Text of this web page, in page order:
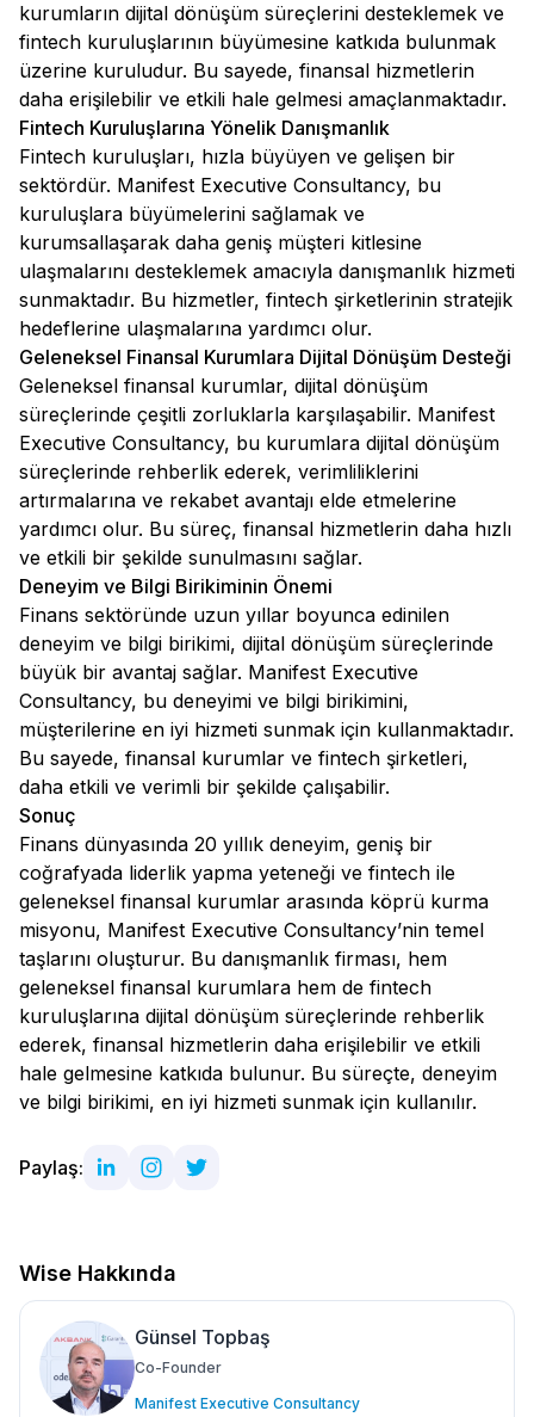
kurumların dijital dönüşüm süreçlerini desteklemek ve
fintech kuruluşlarının büyümesine katkıda bulunmak
üzerine kuruludur. Bu sayede, finansal hizmetlerin
daha erişilebilir ve etkili hale gelmesi amaçlanmaktadır.
Fintech Kuruluşlarına Yönelik Danışmanlık
Fintech kuruluşları, hızla büyüyen ve gelişen bir
sektördür. Manifest Executive Consultancy, bu
kuruluşlara büyümelerini sağlamak ve
kurumsallaşarak daha geniş müşteri kitlesine
ulaşmalarını desteklemek amacıyla danışmanlık hizmeti
sunmaktadır. Bu hizmetler, fintech şirketlerinin stratejik
hedeflerine ulaşmalarına yardımcı olur.
Geleneksel Finansal Kurumlara Dijital Dönüşüm Desteği
Geleneksel finansal kurumlar, dijital dönüşüm
süreçlerinde çeşitli zorluklarla karşılaşabilir. Manifest
Executive Consultancy, bu kurumlara dijital dönüşüm
süreçlerinde rehberlik ederek, verimliliklerini
artırmalarına ve rekabet avantajı elde etmelerine
yardımcı olur. Bu süreç, finansal hizmetlerin daha hızlı
ve etkili bir şekilde sunulmasını sağlar.
Deneyim ve Bilgi Birikiminin Önemi
Finans sektöründe uzun yıllar boyunca edinilen
deneyim ve bilgi birikimi, dijital dönüşüm süreçlerinde
büyük bir avantaj sağlar. Manifest Executive
Consultancy, bu deneyimi ve bilgi birikimini,
müşterilerine en iyi hizmeti sunmak için kullanmaktadır.
Bu sayede, finansal kurumlar ve fintech şirketleri,
daha etkili ve verimli bir şekilde çalışabilir.
Sonuç
Finans dünyasında 20 yıllık deneyim, geniş bir
coğrafyada liderlik yapma yeteneği ve fintech ile
geleneksel finansal kurumlar arasında köprü kurma
misyonu, Manifest Executive Consultancy’nin temel
taşlarını oluşturur. Bu danışmanlık firması, hem
geleneksel finansal kurumlara hem de fintech
kuruluşlarına dijital dönüşüm süreçlerinde rehberlik
ederek, finansal hizmetlerin daha erişilebilir ve etkili
hale gelmesine katkıda bulunur. Bu süreçte, deneyim
ve bilgi birikimi, en iyi hizmeti sunmak için kullanılır.
Paylaş:
Wise Hakkında
Günsel Topbaş
Co-Founder
Manifest Executive Consultancy